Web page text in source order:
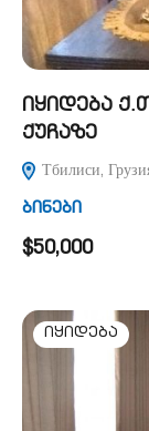
იყიდება
ქუჩაზე
Тбилиси,
ბინები
$50,000
იყიდება